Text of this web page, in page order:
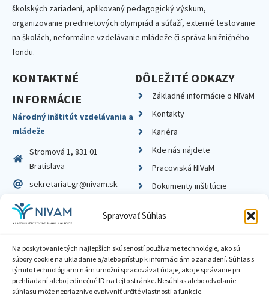
Spravovať Súhlas
Na poskytovanie tých najlepších skúseností používame technológie, ako sú
súbory cookie na ukladanie a/alebo prístup k informáciám o zariadení. Súhlas s
týmito technológiami nám umožní spracovávať údaje, ako je správanie pri
prehliadaní alebo jedinečné ID na tejto stránke. Nesúhlas alebo odvolanie
súhlasu môže nepriaznivo ovplyvniť určité vlastnosti a funkcie.
školských zariadení, aplikovaný pedagogický výskum,
organizovanie predmetových olympiád a súťaží, externé testovanie
na školách, neformálne vzdelávanie mládeže či správa knižničného
fondu.
KONTAKTNÉ
INFORMÁCIE
Národný inštitút vzdelávania a
mládeže
Stromová 1, 831 01
Bratislava
sekretariat.gr@nivam.sk
IČO: 00164348
DIČ: 2020798714
DÔLEŽITÉ ODKAZY
Základné informácie o NIVaM
Kontakty
Kariéra
Kde nás nájdete
Pracoviská NIVaM
Dokumenty inštitúcie
Zásady ochrany súkromia